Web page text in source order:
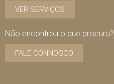
VER SERVIÇOS
Não encontrou o que procura?
FALE CONNOSCO